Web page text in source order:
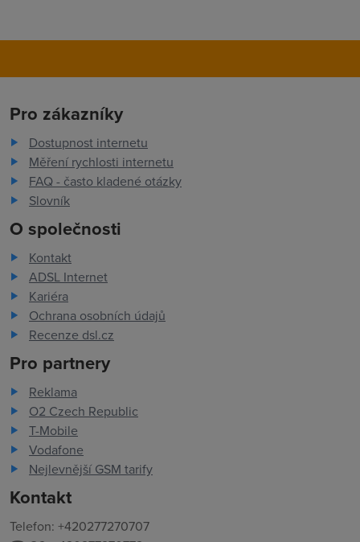
Pro zákazníky
Dostupnost internetu
Měření rychlosti internetu
FAQ - často kladené otázky
Slovník
O společnosti
Kontakt
ADSL Internet
Kariéra
Ochrana osobních údajů
Recenze dsl.cz
Pro partnery
Reklama
O2 Czech Republic
T-Mobile
Vodafone
Nejlevnější GSM tarify
Kontakt
Telefon: +420277270707